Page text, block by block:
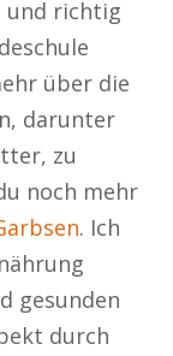
und richtig
über die
darunter
zu
noch mehr
. Ich
gesunden
durch